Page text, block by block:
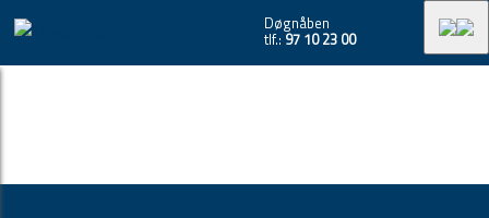
Døgnåben
tlf.:97 10 23 00